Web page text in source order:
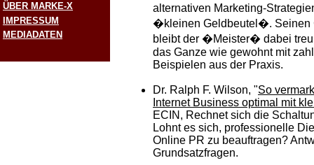
alternativen Marketing-
�kleinen Geldbeutel�. Seinen
bleibt der �Meister� dabei treu
das Ganze wie gewohnt mit
Beispielen aus der Praxis.
Dr. Ralph F. Wilson, "So
Internet Business optimal mit
ECIN, Rechnet sich die
Lohnt es sich, professionelle
Online PR zu beauftragen?
Grundsatzfragen.
ÜBER MARKE-X
IMPRESSUM
MEDIADATEN